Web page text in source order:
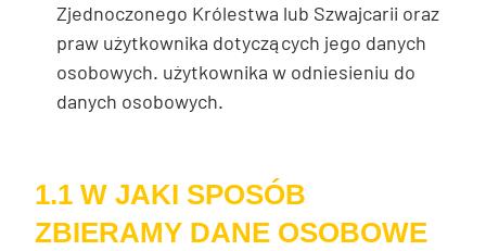
Zjednoczonego Królestwa lub Szwajcarii oraz
praw użytkownika dotyczących jego danych
osobowych. użytkownika w odniesieniu do
danych osobowych.
1.1 W JAKI SPOSÓB
ZBIERAMY DANE OSOBOWE